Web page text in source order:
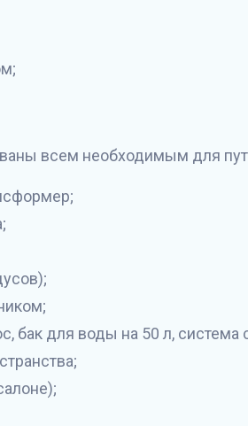
всем необходимым для
бак для воды на 50 л, система